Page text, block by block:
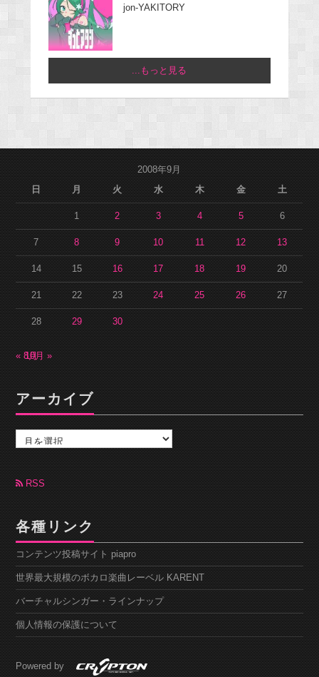
jon-YAKITORY
...もっと見る
2008年9月
日
月 火 水 木 金 土
1 2 3 4 5 6
7 8 9 10 11 12 13
14 15 16 17 18 19 20
21 22 23 24 25 26 27
28 29 30
« 8月
10月 »
アーカイブ
カ
ブRSS
各種リンク
コンテンツ投稿サイト piapro
世界最大規模のボカロ楽曲レーベル KARENT
バーチャルシンガー・ラインナップ
個人情報の保護について
Powered by